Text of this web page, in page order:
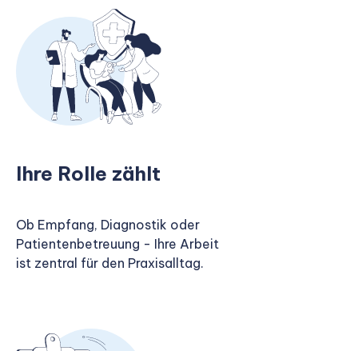
Ihre Rolle zählt
Ob Empfang, Diagnostik oder
Patientenbetreuung - Ihre Arbeit
ist zentral für den Praxisalltag.